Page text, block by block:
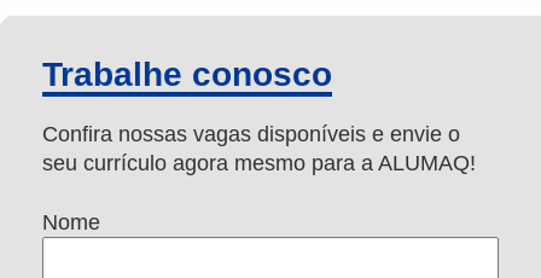
Trabalhe conosco
Confira nossas vagas disponíveis e envie o
seu currículo agora mesmo para a ALUMAQ!
Nome